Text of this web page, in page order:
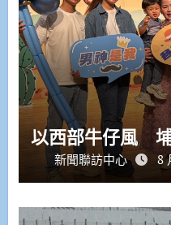
以西部牛仔風
新聞聯訪中心 8